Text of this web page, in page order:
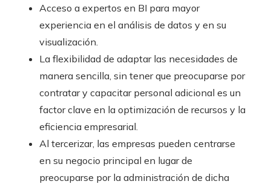
Acceso a expertos en BI para mayor
experiencia en el análisis de datos y en su
visualización.
La flexibilidad de adaptar las necesidades de
manera sencilla, sin tener que preocuparse por
contratar y capacitar personal adicional es un
factor clave en la optimización de recursos y la
eficiencia empresarial.
Al tercerizar, las empresas pueden centrarse
en su negocio principal en lugar de
preocuparse por la administración de dicha